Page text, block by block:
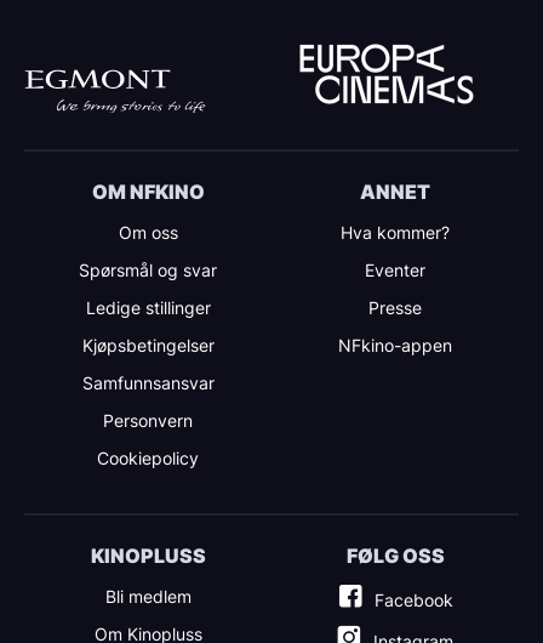
OM NFKINO
Om oss
Spørsmål og svar
Ledige stillinger
Kjøpsbetingelser
Samfunnsansvar
Personvern
Cookiepolicy
ANNET
Hva kommer?
Eventer
Presse
NFkino-appen
KINOPLUSS
Bli medlem
Om Kinopluss
FØLG OSS
Facebook